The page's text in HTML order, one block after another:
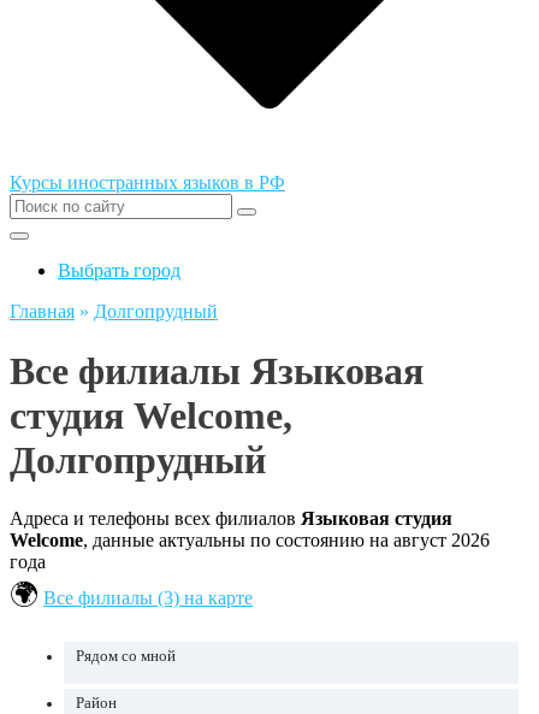
Курсы иностранных языков в РФ
Выбрать город
Главная » Долгопрудный
Все филиалы Языковая
студия Welcome,
Долгопрудный
Адреса и телефоны всех филиалов Языковая студия
Welcome, данные актуальны по состоянию на август 2026
года
Все филиалы (3) на карте
Рядом со мной
Район